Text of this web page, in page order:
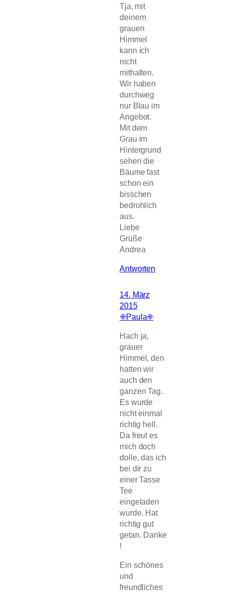
Tja, mit
deinem
grauen
Himmel
kann ich
nicht
mithalten.
Wir haben
durchweg
nur Blau im
Angebot.
Mit dem
Grau im
Hintergrund
sehen die
Bäume fast
schon ein
bisschen
bedrohlich
aus.
Liebe
Grüße
Andrea
Antworten
14. März
2015
❈Paula❈
Hach ja,
grauer
Himmel, den
hatten wir
auch den
ganzen Tag.
Es wurde
nicht einmal
richtig hell.
Da freut es
mich doch
dolle, das ich
bei dir zu
einer Tasse
Tee
eingeladen
wurde. Hat
richtig gut
getan. Danke
!
Ein schönes
und
freundliches